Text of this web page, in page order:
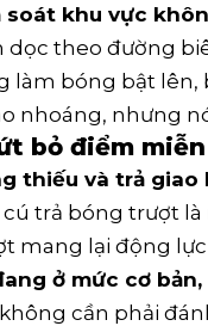
soát khu vực
dọc theo đường
làm bóng bật lên,
nhoáng, nhưng
bỏ điểm
thiếu và trả
cú trả bóng trượt
mang lại động lực
ở mức cơ
cần phải